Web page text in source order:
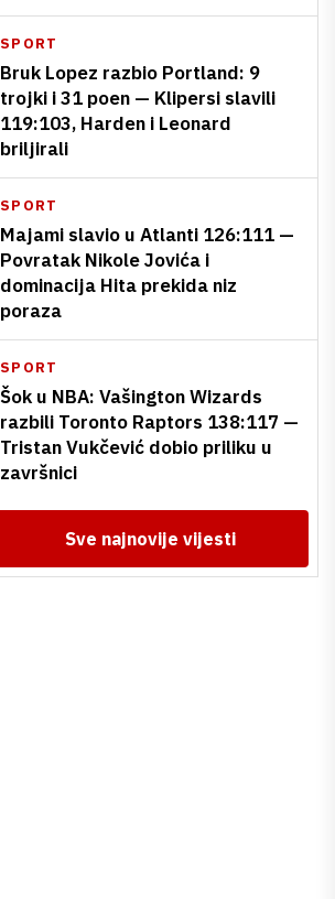
SPORT
Bruk Lopez razbio Portland: 9
trojki i 31 poen — Klipersi slavili
119:103, Harden i Leonard
briljirali
SPORT
Majami slavio u Atlanti 126:111 —
Povratak Nikole Jovića i
dominacija Hita prekida niz
poraza
SPORT
Šok u NBA: Vašington Wizards
razbili Toronto Raptors 138:117 —
Tristan Vukčević dobio priliku u
završnici
Sve najnovije vijesti